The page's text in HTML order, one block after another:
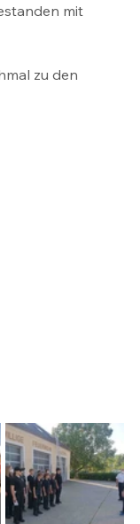
mit
zu den